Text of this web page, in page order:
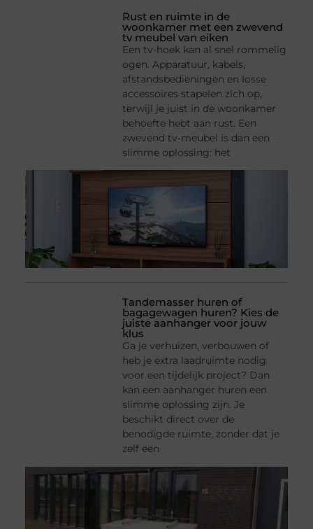
Rust en ruimte in de
woonkamer met een zwevend
tv meubel van eiken
Een tv-hoek kan al snel rommelig
ogen. Apparatuur, kabels,
afstandsbedieningen en losse
accessoires stapelen zich op,
terwijl je juist in de woonkamer
behoefte hebt aan rust. Een
zwevend tv-meubel is dan een
slimme oplossing: het
Tandemasser huren of
bagagewagen huren? Kies de
juiste aanhanger voor jouw
klus
Ga je verhuizen, verbouwen of
heb je extra laadruimte nodig
voor een tijdelijk project? Dan
kan een aanhanger huren een
slimme oplossing zijn. Je
beschikt direct over de
benodigde ruimte, zonder dat je
zelf een